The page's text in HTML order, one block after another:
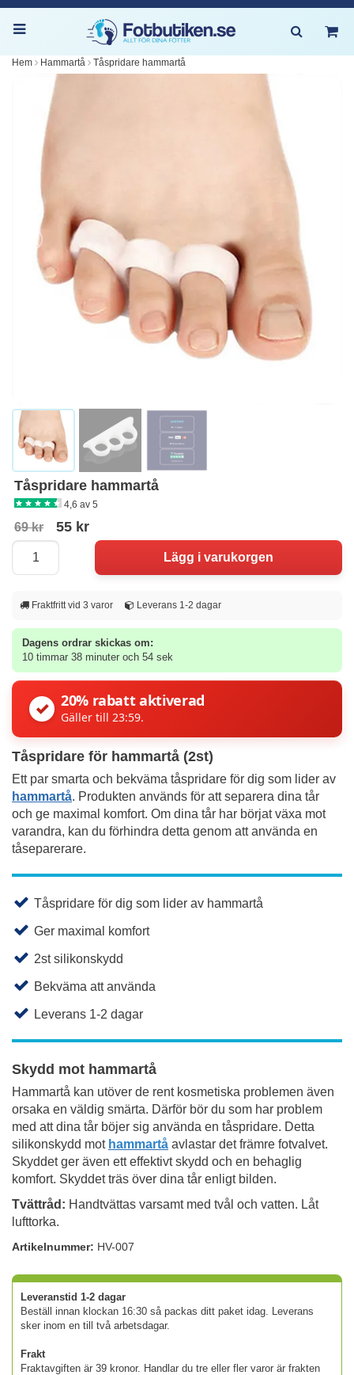
Hem Hammartå Tåspridare hammartå
Tåspridare hammartå
4,6 av 5
69 kr 55 kr
Fraktfritt vid 3 varor Leverans 1-2 dagar
Dagens ordrar skickas om:
10 timmar 38 minuter och 54 sek
✓ 20% rabatt aktiverad
Gäller till 23:59.
Tåspridare för hammartå (2st)
Ett par smarta och bekväma tåspridare för dig som lider av
hammartå. Produkten används för att separera dina tår
och ge maximal komfort. Om dina tår har börjat växa mot
varandra, kan du förhindra detta genom att använda en
tåseparerare.
Tåspridare för dig som lider av hammartå
Ger maximal komfort
2st silikonskydd
Bekväma att använda
Leverans 1-2 dagar
Skydd mot hammartå
Hammartå kan utöver de rent kosmetiska problemen även
orsaka en väldig smärta. Därför bör du som har problem
med att dina tår böjer sig använda en tåspridare. Detta
silikonskydd mot hammartå avlastar det främre fotvalvet.
Skyddet ger även ett effektivt skydd och en behaglig
komfort. Skyddet träs över dina tår enligt bilden.
Tvättråd: Handtvättas varsamt med tvål och vatten. Låt
lufttorka.
Artikelnummer: HV-007
Leveranstid 1-2 dagar
Beställ innan klockan 16:30 så packas ditt paket idag. Leverans
sker inom en till två arbetsdagar.
Frakt
Fraktavgiften är 39 kronor. Handlar du tre eller fler varor är frakten